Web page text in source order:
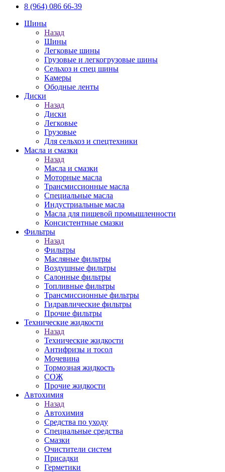
8 (964) 086 66-39
Шины
Назад
Шины
Легковые шины
Грузовые и легкогрузовые шины
Сельхоз и спец шины
Камеры
Ободные ленты
Диски
Назад
Диски
Легковые
Грузовые
Для сельхоз и спецтехники
Масла и смазки
Назад
Масла и смазки
Моторные масла
Трансмиссионные масла
Специальные масла
Индустриальные масла
Масла для пищевой промышленности
Консистентные смазки
Фильтры
Назад
Фильтры
Масляные фильтры
Воздушные фильтры
Салонные фильтры
Топливные фильтры
Трансмиссионные фильтры
Гидравлические фильтры
Прочие фильтры
Технические жидкости
Назад
Технические жидкости
Антифризы и тосол
Мочевина
Тормозная жидкость
СОЖ
Прочие жидкости
Автохимия
Назад
Автохимия
Средства по уходу
Специальные средства
Смазки
Очистители систем
Присадки
Герметики